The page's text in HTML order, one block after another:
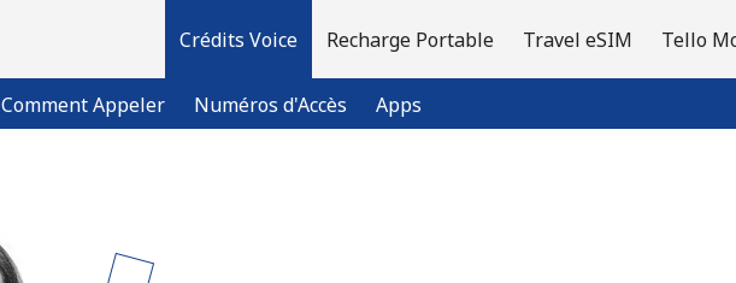
Crédits Voice
Comment Appeler Numéros d'Accès Apps
Recharge Portable Travel eSIM Tello